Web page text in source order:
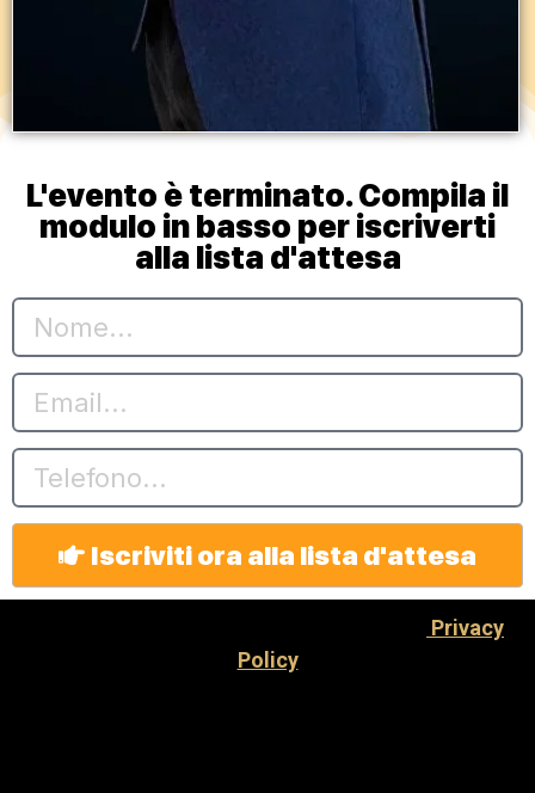
L'evento è terminato. Compila il
modulo in basso per iscriverti
alla lista d'attesa
Iscriviti ora alla lista d'attesa
Privacy
Policy